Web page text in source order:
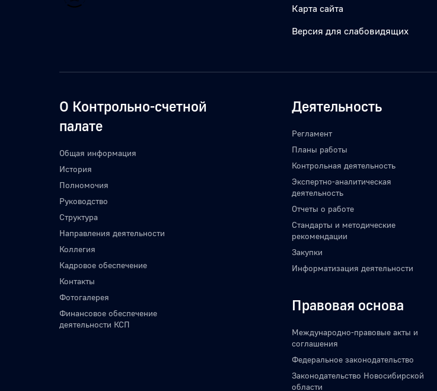
Карта сайта
Версия для слабовидящих
О Контрольно-счетной
палате
Общая информация
История
Полномочия
Руководство
Структура
Направления деятельности
Коллегия
Кадровое обеспечение
Контакты
Фотогалерея
Финансовое обеспечение
деятельности КСП
Деятельность
Регламент
Планы работы
Контрольная деятельность
Экспертно-аналитическая
деятельность
Отчеты о работе
Стандарты и методические
рекомендации
Закупки
Информатизация деятельности
Правовая основа
Международно-правовые акты и
соглашения
Федеральное законодательство
Законодательство Новосибирской
области